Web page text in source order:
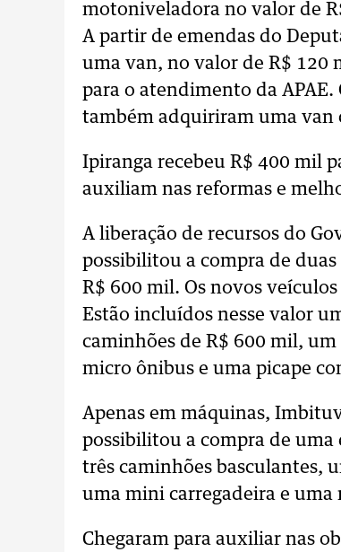
motoniveladora no valor de
A partir de emendas do
uma van, no valor de R$ 120
para o atendimento da
também adquiriram uma van
Ipiranga recebeu R$ 400 mil
auxiliam nas reformas e
A liberação de recursos do
possibilitou a compra de
R$ 600 mil. Os novos
Estão incluídos nesse valor
caminhões de R$ 600 mil,
micro ônibus e uma picape
Apenas em máquinas,
possibilitou a compra de
três caminhões basculantes,
uma mini carregadeira e
Chegaram para auxiliar nas